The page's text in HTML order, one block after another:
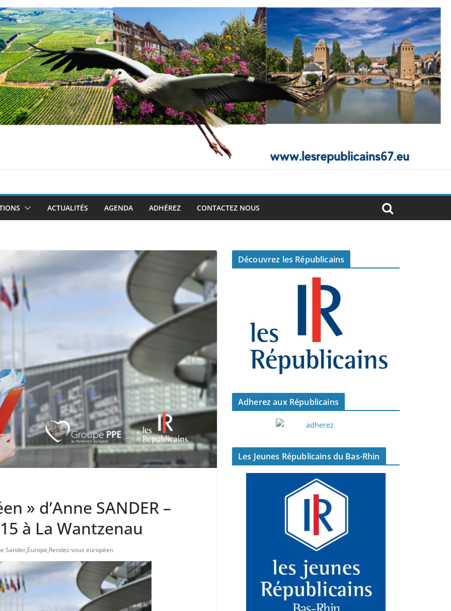
ACTUALITÉS AGENDA ADHÉREZ CONTACTEZ NOUS
» d’Anne SANDER –
à La Wantzenau
Sander,Europe,Rendez-vous européen
Découvrez les Républicains
Adherez aux Républicains
Les Jeunes Républicains du Bas-Rhin